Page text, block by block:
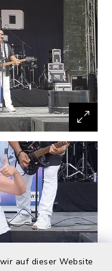
auf dieser Website